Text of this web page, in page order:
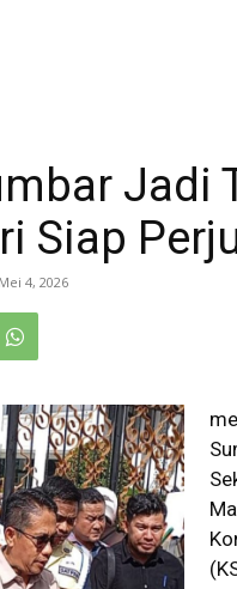
Jadi
Siap
Mei 4, 2026